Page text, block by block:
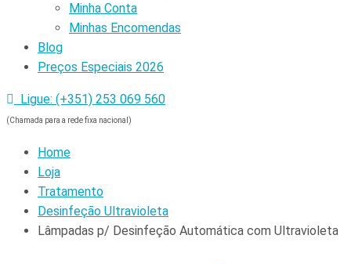
Minha Conta
Minhas Encomendas
Blog
Preços Especiais 2026
Ligue: (+351) 253 069 560
(Chamada para a rede fixa nacional)
Home
Loja
Tratamento
Desinfeção Ultravioleta
Lâmpadas p/ Desinfeção Automática com Ultravioleta